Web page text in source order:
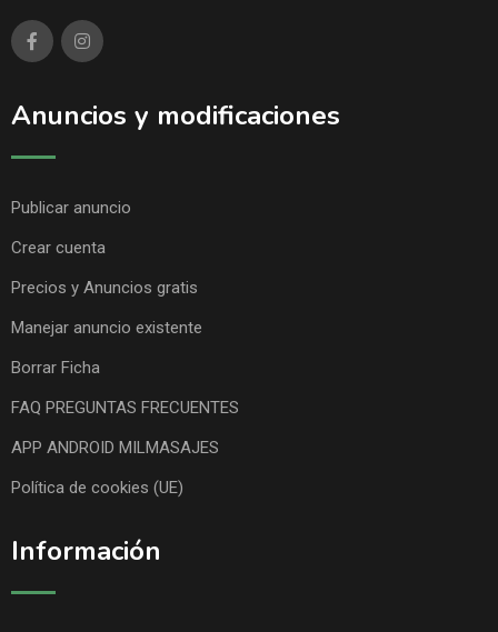
Anuncios y modificaciones
Publicar anuncio
Crear cuenta
Precios y Anuncios gratis
Manejar anuncio existente
Borrar Ficha
FAQ PREGUNTAS FRECUENTES
APP ANDROID MILMASAJES
Política de cookies (UE)
Información